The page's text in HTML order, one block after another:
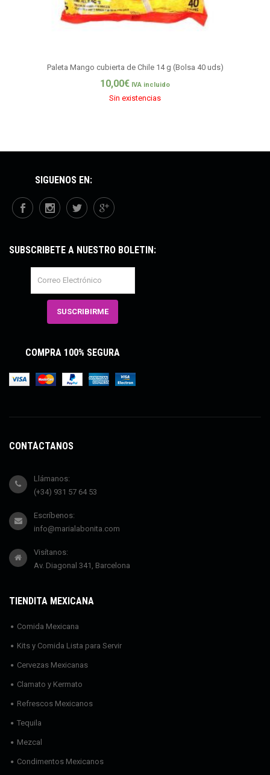
Paleta Mango cubierta de Chile 14 g (Bolsa 40 uds)
10,00€ IVA incluido
Sin existencias
SÍGUENOS EN:
SUBSCRÍBETE A NUESTRO BOLETÍN:
COMPRA 100% SEGURA
CONTÁCTANOS
Llámanos:
(+34) 931 57 64 53
Escríbenos:
info@marialabonita.com
Visítanos:
Av. Diagonal 341, Barcelona
TIENDITA MEXICANA
Comida Mexicana
Kits y Comida Lista para Servir
Cervezas Mexicanas
Clamato y Kermato
Refrescos Mexicanos
Tequila
Mezcal
Condimentos Mexicanos